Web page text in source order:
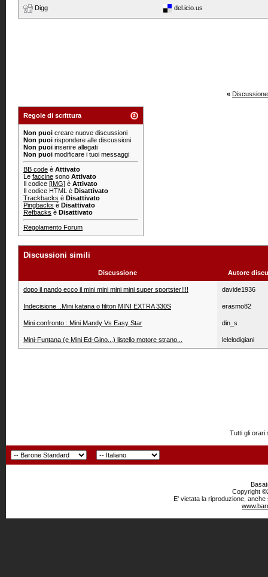
Digg del.icio.us
«
Regole di scrittura
Non puoi creare nuove discussioni
Non puoi rispondere alle discussioni
Non puoi inserire allegati
Non puoi modificare i tuoi messaggi
BB code è Attivato
Le faccine sono Attivato
Il codice [IMG] è Attivato
Il codice HTML è Disattivato
Trackbacks è Disattivato
Pingbacks è Disattivato
Refbacks è Disattivato
Regolamento Forum
Discussioni simili
Discussione Autore
dopo il nando ecco il mini mini mini mini super sportster!!!! davide1936
Indecisione ..Mini katana o filiton MINI EXTRA 330S erasmo82
Mini confronto : Mini Mandy Vs Easy Star din_s
Mini-Funtana (e Mini Ed-Gino...) listello motore strano... lelelodigiani
Tutti gli orari
Copyright
E' vietata la riproduzione,